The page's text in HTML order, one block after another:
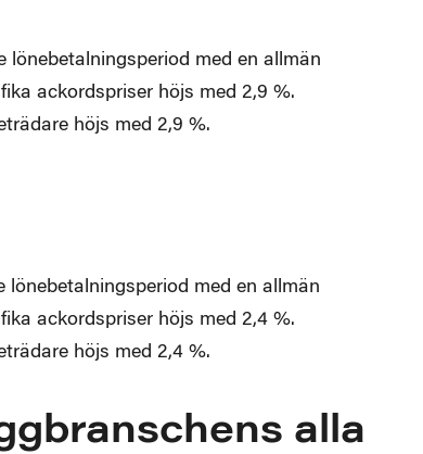
lönebetalningsperiod med en allmän
ackordspriser höjs med 2,9 %.
höjs med 2,9 %.
lönebetalningsperiod med en allmän
ackordspriser höjs med 2,4 %.
höjs med 2,4 %.
alla